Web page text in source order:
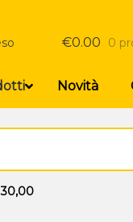
€0.00 0
Novità